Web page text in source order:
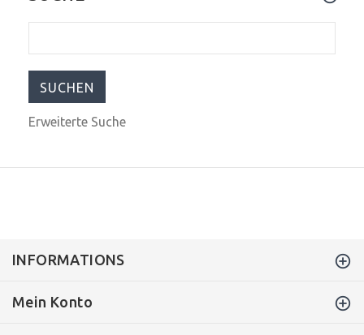
Erweiterte Suche
INFORMATIONS
Mein Konto